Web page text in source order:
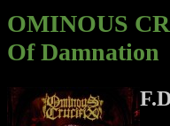
OMINOUS
Of Damnation